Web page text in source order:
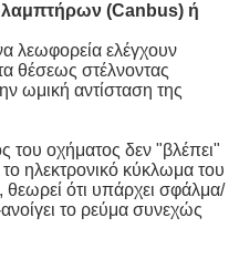
λαμπτήρων (Canbus) ή
λεωφορεία ελέγχουν
θέσεως στέλνοντας
ωμική αντίσταση της
του οχήματος δεν "βλέπει"
ηλεκτρονικό κύκλωμα του
ότι υπάρχει σφάλμα/
το ρεύμα συνεχώς